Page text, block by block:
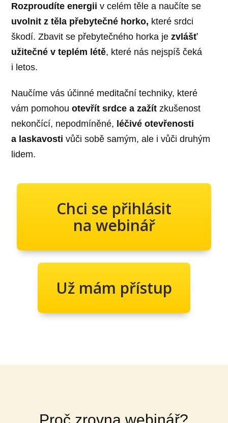
Rozproudíte energii v celém těle a naučíte se
uvolnit z těla přebytečné horko, které srdci
škodí. Zbavit se přebytečného horka jezvlášť
užitečné v teplém létě, které nás nejspíš čeká
i letos.
Naučíme vás účinné meditační techniky, které
vám pomohouotevřít srdce a zažítzkušenost
nekončící, nepodmíněné, léčivé otevřenosti
a laskavostivůči sobě samým, ale i vůči druhým
lidem.
Chci se přihlásit
na webinář
Už mám přístup